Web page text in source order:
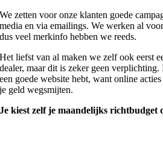
We zetten voor onze klanten goede
media en via emailings. We werken al
dus veel merkinfo hebben we reeds.
Het liefst van al maken we zelf ook eerst
dealer, maar dit is zeker geen
een goede website hebt, want online
je geld wegsmijten.
Je kiest zelf je maandelijks richtbudget